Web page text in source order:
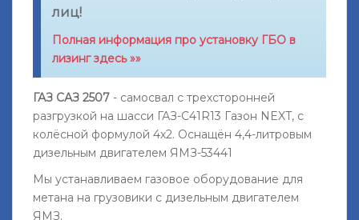
лиц!
Полная информация про установку ГБО в
лизинг здесь »»
ГАЗ САЗ 2507 - самосвал с трехсторонней
разгрузкой на шасси ГАЗ-C41R13 Газон NEXT, с
колёсной формулой 4х2. Оснащён 4,4-литровым
дизельным двигателем ЯМЗ-53441
Мы устанавливаем газовое оборудование для
метана на грузовики с дизельным двигателем
ЯМЗ.